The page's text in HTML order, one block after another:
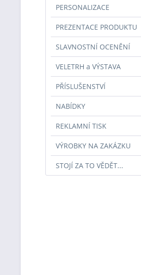
PERSONALIZACE
PREZENTACE PRODUKTU
SLAVNOSTNÍ OCENĚNÍ
VELETRH a VÝSTAVA
PŘÍSLUŠENSTVÍ
NABÍDKY
REKLAMNÍ TISK
VÝROBKY NA ZAKÁZKU
STOJÍ ZA TO VĚDĚT...